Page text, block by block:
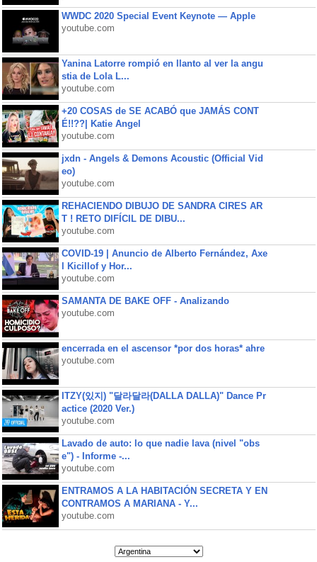
WWDC 2020 Special Event Keynote — Apple
youtube.com
Yanina Latorre rompió en llanto al ver la angu
stia de Lola L...
youtube.com
+20 COSAS de SE ACABÓ que JAMÁS CONT
É!!??| Katie Angel
youtube.com
jxdn - Angels & Demons Acoustic (Official Vid
eo)
youtube.com
REHACIENDO DIBUJO DE SANDRA CIRES AR
T ! RETO DIFÍCIL DE DIBU...
youtube.com
COVID-19 | Anuncio de Alberto Fernández, Axe
l Kicillof y Hor...
youtube.com
SAMANTA DE BAKE OFF - Analizando
youtube.com
encerrada en el ascensor *por dos horas* ahre
youtube.com
ITZY(있지) "달라달라(DALLA DALLA)" Dance Pr
actice (2020 Ver.)
youtube.com
Lavado de auto: lo que nadie lava (nivel "obs
e") - Informe -...
youtube.com
ENTRAMOS A LA HABITACIÓN SECRETA Y EN
CONTRAMOS A MARIANA - Y...
youtube.com